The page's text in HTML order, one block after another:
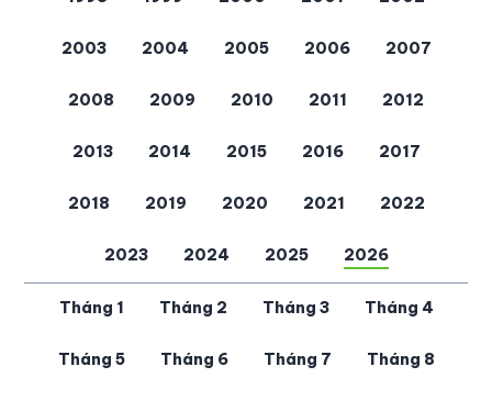
2003 2004 2005 2006 2007
2008 2009 2010 2011 2012
2013 2014 2015 2016 2017
2018 2019 2020 2021 2022
2023 2024 2025 2026
Tháng 1 Tháng 2 Tháng 3 Tháng 4
Tháng 5 Tháng 6 Tháng 7 Tháng 8